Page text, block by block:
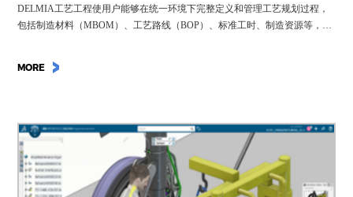
DELMIA工艺工程使用户能够在统一环境下完整定义和管理工艺规划过程，
包括制造材料（MBOM）、工艺路线（BOP）、标准工时、制造资源等，并
MORE